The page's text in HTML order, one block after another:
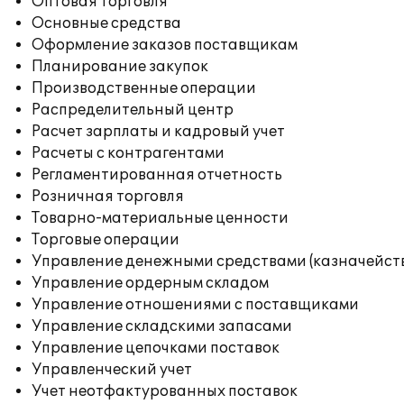
Основные средства
Оформление заказов поставщикам
Планирование закупок
Производственные операции
Распределительный центр
Расчет зарплаты и кадровый учет
Расчеты с контрагентами
Регламентированная отчетность
Розничная торговля
Товарно-материальные ценности
Торговые операции
Управление денежными средствами
Управление ордерным складом
Управление отношениями с поставщиками
Управление складскими запасами
Управление цепочками поставок
Управленческий учет
Учет неотфактурованных поставок